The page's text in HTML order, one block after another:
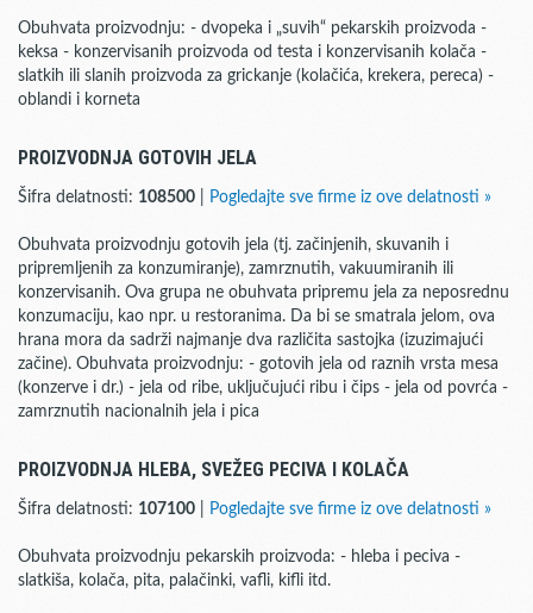
Obuhvata proizvodnju: - dvopeka i „suvih“ pekarskih proizvoda -
keksa - konzervisanih proizvoda od testa i konzervisanih kolača -
slatkih ili slanih proizvoda za grickanje (kolačića, krekera, pereca) -
oblandi i korneta
PROIZVODNJA GOTOVIH JELA
Šifra delatnosti: 108500 Pogledajte sve firme iz ove delatnosti »
Obuhvata proizvodnju gotovih jela (tj. začinjenih, skuvanih i
pripremljenih za konzumiranje), zamrznutih, vakuumiranih ili
konzervisanih. Ova grupa ne obuhvata pripremu jela za neposrednu
konzumaciju, kao npr. u restoranima. Da bi se smatrala jelom, ova
hrana mora da sadrži najmanje dva različita sastojka (izuzimajući
začine). Obuhvata proizvodnju: - gotovih jela od raznih vrsta mesa
(konzerve i dr.) - jela od ribe, uključujući ribu i čips - jela od povrća -
zamrznutih nacionalnih jela i pica
PROIZVODNJA HLEBA, SVEŽEG PECIVA I KOLAČA
Šifra delatnosti: 107100 Pogledajte sve firme iz ove delatnosti »
Obuhvata proizvodnju pekarskih proizvoda: - hleba i peciva -
slatkiša, kolača, pita, palačinki, vafli, kifli itd.